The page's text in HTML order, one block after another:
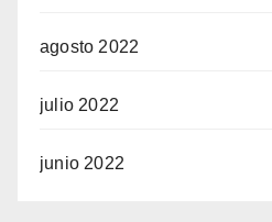
agosto 2022
julio 2022
junio 2022